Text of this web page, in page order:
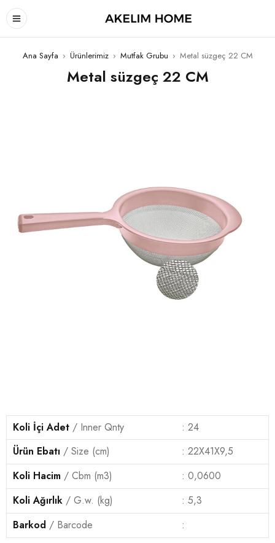
Ana Sayfa › Ürünlerimiz › Mutfak Grubu › Metal süzgeç 22 CM
Metal süzgeç 22 CM
Koli İçi Adet / Inner Qnty
: 24
Ürün Ebatı / Size (cm)
: 22X41X9,5
Koli Hacim / Cbm (m3)
: 0,0600
Koli Ağırlık / G.w. (kg)
: 5,3
Barkod / Barcode :